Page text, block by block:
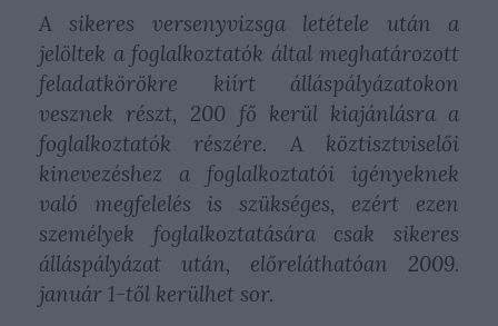
A sikeres versenyvizsga letétele után a
jelöltek a foglalkoztatók által meghatározott
feladatkörökre kiírt álláspályázatokon
vesznek részt, 200 fő kerül kiajánlásra a
foglalkoztatók részére. A köztisztviselői
kinevezéshez a foglalkoztatói igényeknek
való megfelelés is szükséges, ezért ezen
személyek foglalkoztatására csak sikeres
álláspályázat után, előreláthatóan 2009.
január 1-től kerülhet sor.